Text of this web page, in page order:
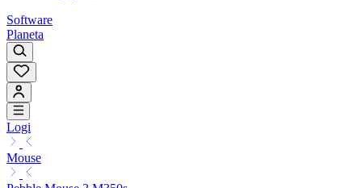
Software
Planeta
Logi
Mouse